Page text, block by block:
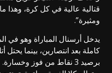
قتالية عالية في كل كرة، وهذا
ومثيرة”.
كاملة بعد انتصارين، بينما يحتل
برصيد 3 نقاط من فوز وخسارة.